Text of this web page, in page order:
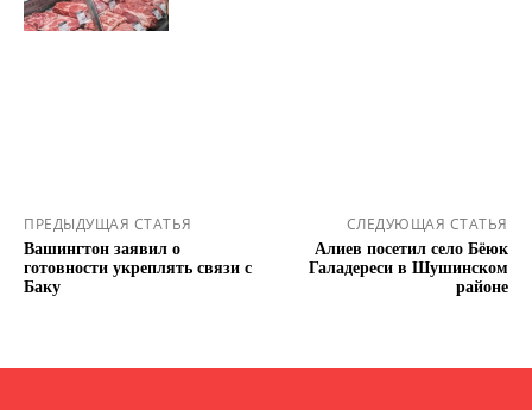
ПРЕДЫДУЩАЯ СТАТЬЯ
Вашингтон заявил о
готовности укреплять связи с
Баку
СЛЕДУЮЩАЯ СТАТЬЯ
Алиев посетил село Бёюк
Галадереси в Шушинском
районе